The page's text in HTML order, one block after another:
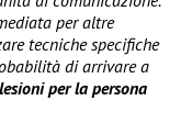
per altre
tecniche specifiche
di arrivare a
per la persona